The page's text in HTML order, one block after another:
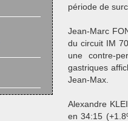
période de
Jean-Marc
du circuit IM
une contre-
gastriques
Jean-Max.
Alexandre
en 34:15